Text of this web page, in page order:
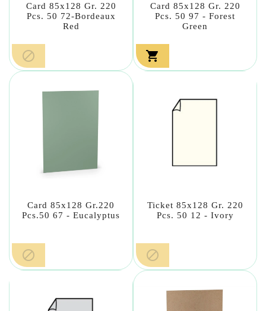
Card 85x128 Gr. 220
Pcs. 50 72-Bordeaux
Red

Card 85x128 Gr. 220
Pcs. 50 97 - Forest
Green

Card 85x128 Gr.220
Pcs.50 67 - Eucalyptus

Ticket 85x128 Gr. 220
Pcs. 50 12 - Ivory
